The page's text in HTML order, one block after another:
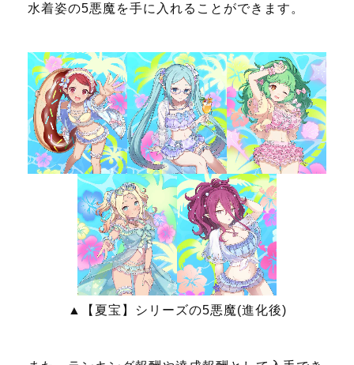
水着姿の5悪魔を手に入れることができます。
▲【夏宝】シリーズの5悪魔(進化後)